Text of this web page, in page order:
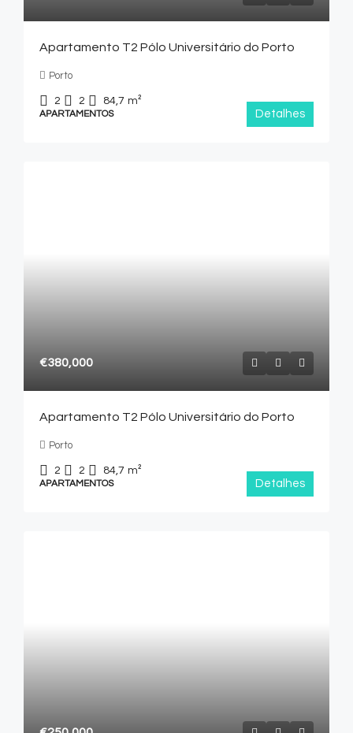
Apartamento T2 Pólo Universitário do Porto
Porto
2 2 84,7 m²
APARTAMENTOS Detalhes
€380,000
Apartamento T2 Pólo Universitário do Porto
Porto
2 2 84,7 m²
APARTAMENTOS Detalhes